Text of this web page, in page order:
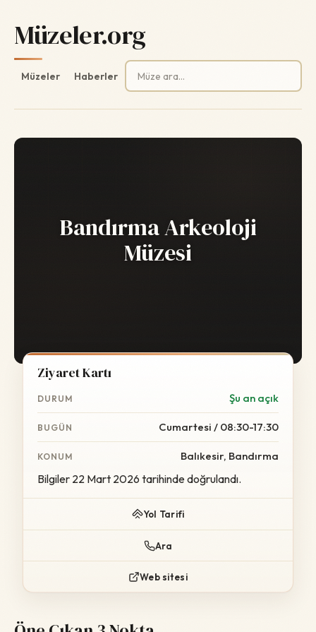
Müzeler.org
Müzeler Haberler
Arama:
Bandırma Arkeoloji
Müzesi
Ziyaret Kartı
DURUM Şu an açık
BUGÜN Cumartesi / 08:30-17:30
KONUM Balıkesir, Bandırma
Bilgiler 22 Mart 2026 tarihinde doğrulandı.
Yol Tarifi
Ara
Web sitesi